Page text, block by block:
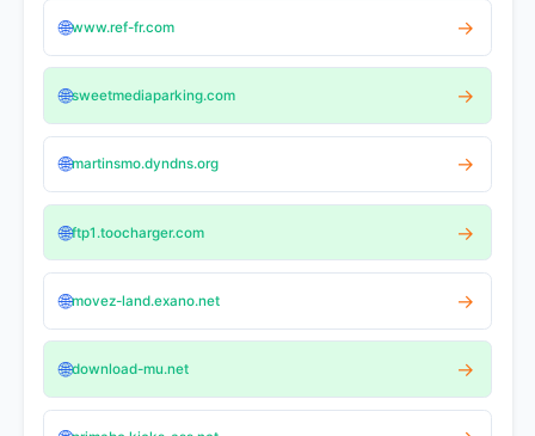
🌐www.ref-fr.com →
🌐sweetmediaparking.com →
🌐martinsmo.dyndns.org →
🌐ftp1.toocharger.com →
🌐movez-land.exano.net →
🌐download-mu.net →